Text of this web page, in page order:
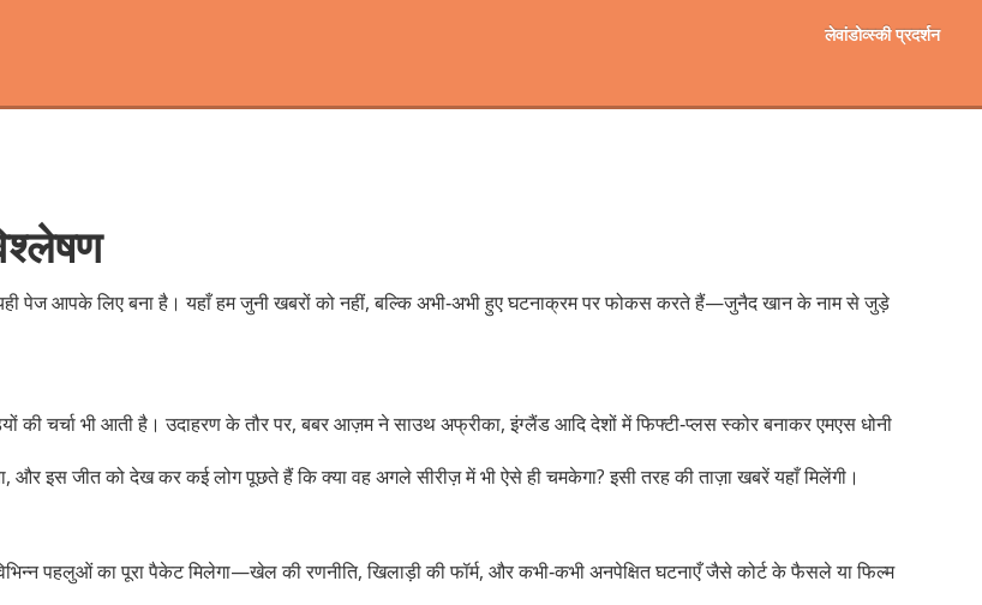
लेवांडोव्स्की प्रदर्शन
पेज आपके लिए बना है। यहाँ हम जुनी खबरों को नहीं, बल्कि अभी‑अभी हुए घटनाक्रम पर फोकस करते हैं—जुनैद खान के नाम से जुड़े
की चर्चा भी आती है। उदाहरण के तौर पर, बबर आज़म ने साउथ अफ्रीका, इंग्लैंड आदि देशों में फिफ्टी‑प्लस स्कोर बनाकर एमएस धोनी
इस जीत को देख कर कई लोग पूछते हैं कि क्या वह अगले सीरीज़ में भी ऐसे ही चमकेगा? इसी तरह की ताज़ा खबरें यहाँ मिलेंगी।
पहलुओं का पूरा पैकेट मिलेगा—खेल की रणनीति, खिलाड़ी की फॉर्म, और कभी‑कभी अनपेक्षित घटनाएँ जैसे कोर्ट के फैसले या फिल्म